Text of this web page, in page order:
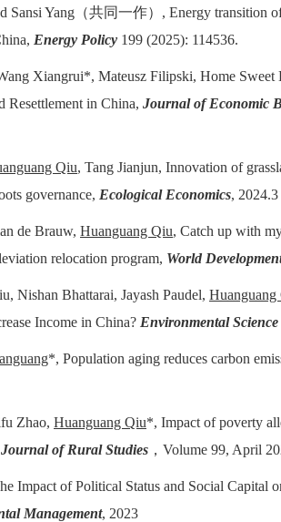
Sansi Yang（共同一作）, Energy transition
Energy Policy 199 (2025): 114536.
Xiangrui*, Mateusz Filipski, Home
in China, Journal of Economic
Qiu, Tang Jianjun, Innovation of
governance, Ecological Economics,
de Brauw, Huanguang Qiu, Catch up with
relocation program, World
Nishan Bhattarai, Jayash Paudel, Huanguang
Income in China? Environmental
*, Population aging reduces carbon
Zhao, Huanguang Qiu*, Impact of poverty
Journal of Rural Studies ，Volume 99, April
Impact of Political Status and Social Capital
Management, 2023